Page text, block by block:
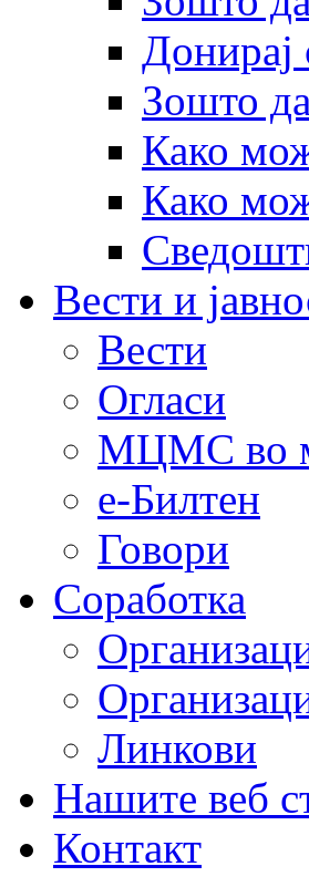
Донирај
Зошто
Како
Како
Вести и
Вести
Огласи
МЦМС во
е-Билтен
Говори
Соработка
Линкови
Нашите веб
Контакт